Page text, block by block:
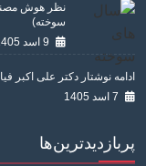
نظر هوش
سوخته)
ادامه نوشتار دکتر علی اکبر
پربازدیدترین‌ها